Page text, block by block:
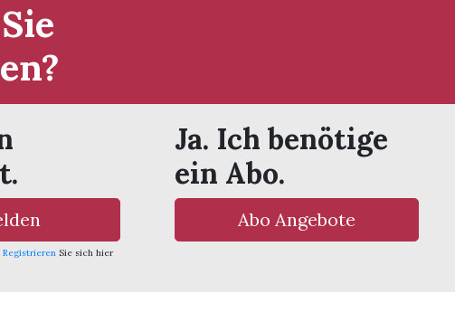
Registrieren Sie sich hier
Ja. Ich benötige
ein Abo.
Abo Angebote